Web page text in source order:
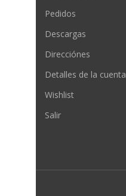
Pedidos
Descargas
Direcciónes
Detalles de la cuenta
Wishlist
Salir